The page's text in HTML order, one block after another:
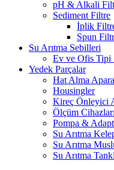
pH & Alkali
Sediment Filtre
İplik
Spun
Su Arıtma Sebilleri
Ev ve Ofis Tipi
Yedek Parçalar
Hat Alma
Housingler
Kireç Önleyici
Ölçüm Cihazları
Pompa &
Su Arıtma
Su Arıtma
Su Arıtma